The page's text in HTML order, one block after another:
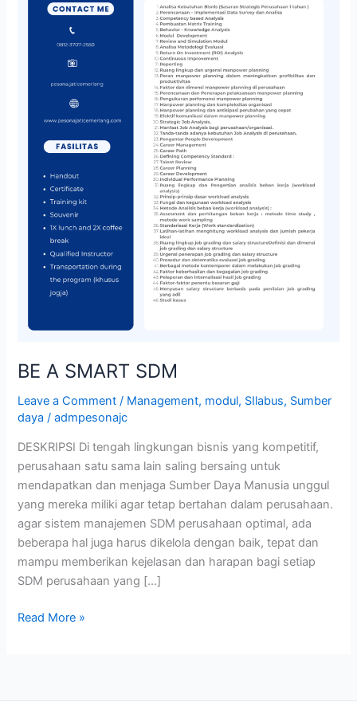
BE A SMART SDM
Leave a Comment / Management, modul, SIlabus, Sumber
daya /admpesonajc
DESKRIPSI Di tengah lingkungan bisnis yang kompetitif,
perusahaan satu sama lain saling bersaing untuk
mendapatkan dan menjaga Sumber Daya Manusia unggul
yang mereka miliki agar tetap bertahan dalam perusahaan.
agar sistem manajemen SDM perusahaan optimal, ada
beberapa hal juga harus dikelola dengan baik, tepat dan
mampu memberikan kejelasan dan harapan bagi setiap
SDM perusahaan yang […]
Read More »